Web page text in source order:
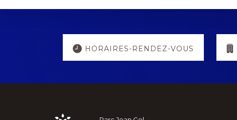
Explore
more
HORAIRES-RENDEZ-VOUS